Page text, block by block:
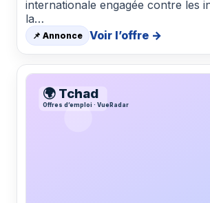
internationale engagée contre les
la…
📌 Annonce Voir l’offre →
🌍 Tchad
Offres d’emploi · VueRadar